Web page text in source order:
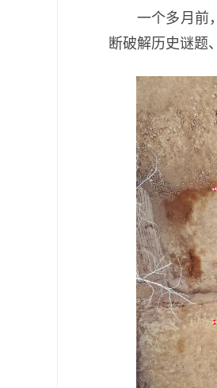
一个多月前，
断破解历史谜题